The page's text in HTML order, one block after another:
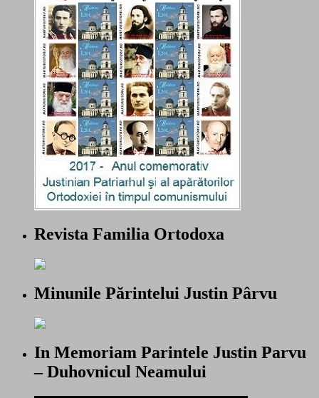
Revista Familia Ortodoxa
Minunile Părintelui Justin Pârvu
In Memoriam Parintele Justin Parvu
– Duhovnicul Neamului